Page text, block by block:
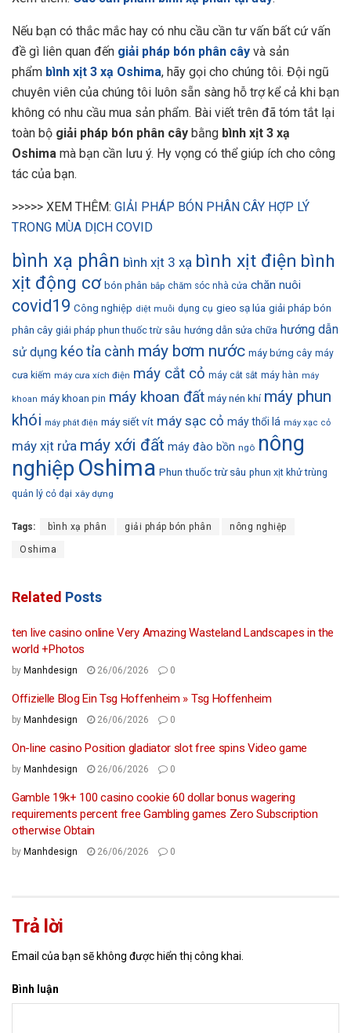
Nếu bạn có thắc mắc hay có nhu cầu cần tư vấn bất cứ vấn
đề gì liên quan đến giải pháp bón phân cây và sản
phẩm bình xịt 3 xạ Oshima, hãy gọi cho chúng tôi. Đội ngũ
chuyên viên của chúng tôi luôn sẵn sàng hỗ trợ kể cả khi bạn
không có nhu cầu mua sản phẩm. Bài viết trên đã tóm tắt lại
toàn bộ giải pháp bón phân cây bằng bình xịt 3 xạ
Oshima mà bạn cần lưu ý. Hy vọng có thể giúp ích cho công
tác của bạn.
>>>>> XEM THÊM: GIẢI PHÁP BÓN PHÂN CÂY HỢP LÝ
TRONG MÙA DỊCH COVID
bình xạ phân bình xịt 3 xạ bình xịt điện bình
xịt động cơ bón phân bắp chăm sóc nhà cửa chăn nuôi
covid19 Công nghiệp diệt muỗi dụng cụ gieo sạ lúa giải pháp bón
phân cây giải pháp phun thuốc trừ sâu hướng dẫn sửa chữa hướng dẫn
sử dụng kéo tỉa cành máy bơm nước máy bứng cây máy
cưa kiếm máy cưa xích điện máy cắt cỏ máy cắt sắt máy hàn máy
khoan máy khoan pin máy khoan đất máy nén khí máy phun
khói máy phát điện máy siết vít máy sạc cỏ máy thổi lá máy xạc cỏ
máy xịt rửa máy xới đất máy đào bồn ngô nông
nghiệp Oshima Phun thuốc trừ sâu phun xịt khử trùng
quản lý cỏ dại xây dựng
Tags: bình xạ phân giải pháp bón phân nông nghiệp
Oshima
Related Posts
ten live casino online Very Amazing Wasteland Landscapes in the
world +Photos
by Manhdesign 26/06/2026 0
Offizielle Blog Ein Tsg Hoffenheim » Tsg Hoffenheim
by Manhdesign 26/06/2026 0
On-line casino Position gladiator slot free spins Video game
by Manhdesign 26/06/2026 0
Gamble 19k+ 100 casino cookie 60 dollar bonus wagering
requirements percent free Gambling games Zero Subscription
otherwise Obtain
by Manhdesign 26/06/2026 0
Trả lời
Email của bạn sẽ không được hiển thị công khai.
Bình luận